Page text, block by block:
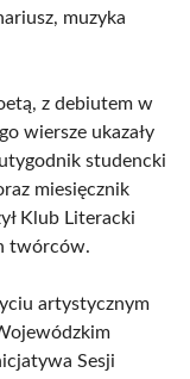
muzyka
z debiutem w
wiersze ukazały
studencki
miesięcznik
Klub Literacki
twórców.
artystycznym
Sesji